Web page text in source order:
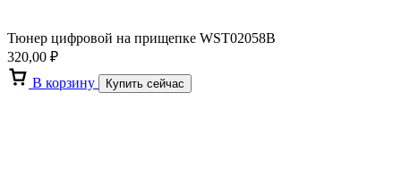
Тюнер цифровой на прищепке WST02058B
320,00 ₽
В корзину
Купить сейчас